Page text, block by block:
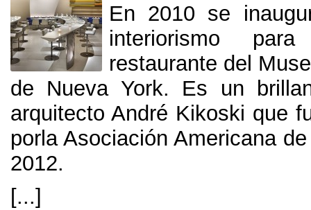
En 2010 se
interiorismo
restaurante del
de Nueva York. Es un
arquitecto André Kikoski que
porla Asociación Americana
2012.
[...]